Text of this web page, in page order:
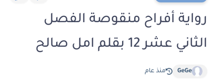
رواية أفراح منقوصة الفصل
الثاني عشر 12 بقلم امل صالح
GeGe منذ عام